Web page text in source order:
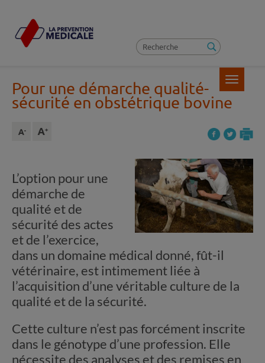
Toggle
Pour une démarche qualité-
sécurité en obstétrique bovine
L’option pour une
démarche de
qualité et de
sécurité des actes
et de l’exercice,
dans un domaine médical donné, fût-il
vétérinaire, est intimement liée à
l’acquisition d’une véritable culture de la
qualité et de la sécurité.
Cette culture n’est pas forcément inscrite
dans le génotype d’une profession. Elle
nécessite des analyses et des remises en